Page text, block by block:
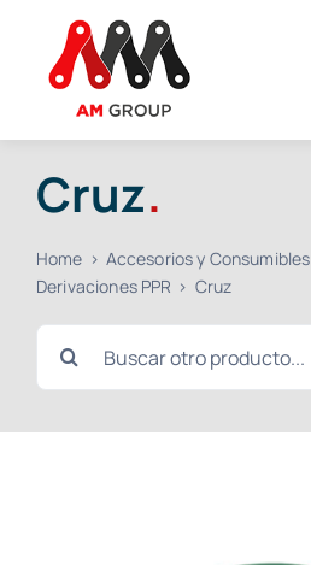
contenido
Cruz.
Home Accesorios y Consumibles
Derivaciones PPR
Cruz
Buscar: